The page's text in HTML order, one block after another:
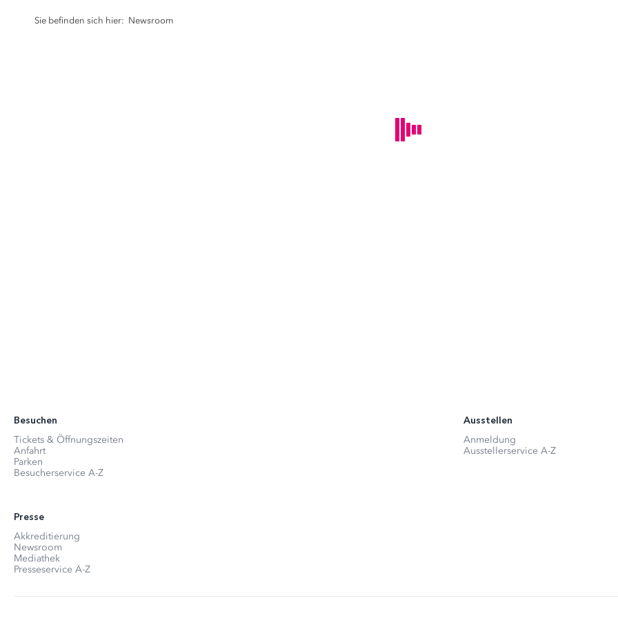
Sie befinden sich hier: Newsroom
Besuchen
Tickets & Öffnungszeiten
Anfahrt
Parken
Besucherservice A-Z
Ausstellen
Anmeldung
Ausstellerservice A-Z
Presse
Akkreditierung
Newsroom
Mediathek
Presseservice A-Z